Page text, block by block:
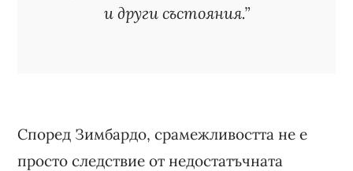
и други състояния.”
Според Зимбардо, срамежливостта не е
просто следствие от недостатъчната